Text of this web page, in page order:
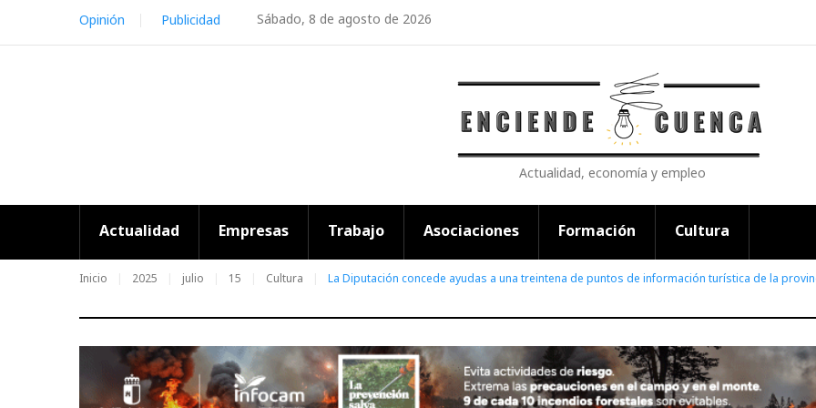
content
Sábado, 8 de agosto de 2026
Opinión Publicidad
Actualidad, economía y empleo
Actualidad Empresas Trabajo Asociaciones Formación Cultura
Inicio 2025 julio 15 Cultura La Diputación concede ayudas a una treintena de puntos de información turística de la